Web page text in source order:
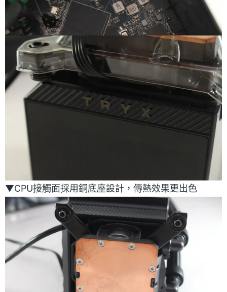
▼CPU接觸面採用銅底座設計，傳熱效果更出色